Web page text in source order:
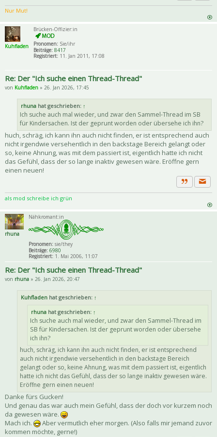
Zitat
Nur Mut!
Kuhfladen
Brücken-Offizier:in
Pronomen: Sie/ihr
Beiträge: 8417
Registriert: 11. Jan 2011, 17:08
Re: Der "Ich suche einen Thread-Thread"
von Kuhfladen » 26. Jan 2026, 17:45
rhuna hat geschrieben: ↑
Ich suche auch mal wieder, und zwar den Sammel-Thread im SB
für Kindersachen. Ist der geprunt worden oder übersehe ich ihn?
huch, schräg, ich kann ihn auch nicht finden, er ist entsprechend auch
nicht irgendwie versehentlich in den backstage Bereich gelangt oder
so, keine Ahnung, was mit dem passiert ist, eigentlich hatte ich nicht
das Gefühl, dass der so lange inaktiv gewesen wäre. Eröffne gern
einen neuen!
Zitat
als mod schreibe ich grün
rhuna
Nähkromant:in
Pronomen:sie/they
Beiträge: 6980
Registriert:1. Mai 2006, 11:07
Re: Der "Ich suche einen Thread-Thread"
von rhuna » 26. Jan 2026, 20:47
Kuhfladen hat geschrieben: ↑
rhuna hat geschrieben: ↑
Ich suche auch mal wieder, und zwar den Sammel-Thread im
SB für Kindersachen. Ist der geprunt worden oder übersehe
ich ihn?
huch, schräg, ich kann ihn auch nicht finden, er ist entsprechend
auch nicht irgendwie versehentlich in den backstage Bereich
gelangt oder so, keine Ahnung, was mit dem passiert ist, eigentlich
hatte ich nicht das Gefühl, dass der so lange inaktiv gewesen wäre.
Eröffne gern einen neuen!
Danke fürs Gucken!
Und genau das war auch mein Gefühl, dass der doch vor kurzem noch
da gewesen wäre.
Mach ich.
Aber vermutlich eher morgen. (Also falls mir jemand zuvor
kommen möchte, gerne!)